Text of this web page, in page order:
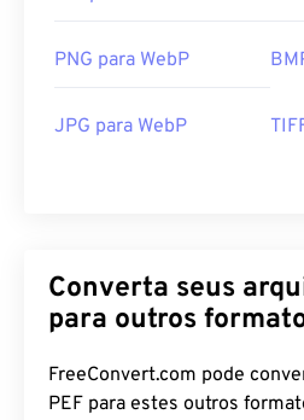
PNG para WebP
JPG para WebP
Converta seus
para outros
FreeConvert.com pode
PEF para estes outros